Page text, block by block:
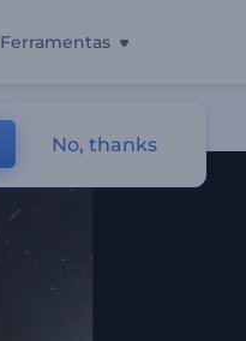
Ferramentas
No, thanks